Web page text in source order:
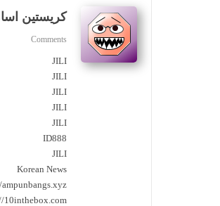
كريستين
Comments
JILI
JILI
JILI
JILI
JILI
ID888
JILI
Korean News
10inthebox.com/